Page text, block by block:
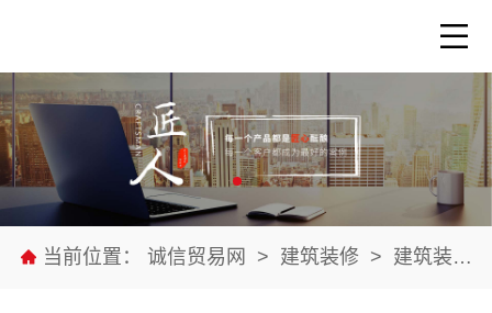
当前位置： 诚信贸易网 > 建筑装修 > 建筑装修材料